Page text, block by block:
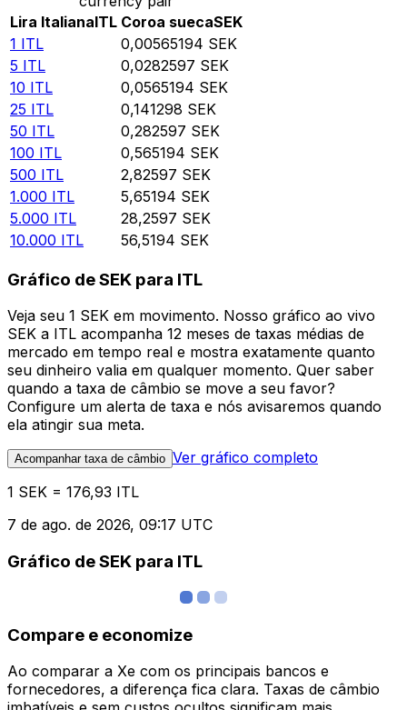
Lira ItalianaITL Coroa suecaSEK
1 ITL 0,00565194 SEK
5 ITL 0,0282597 SEK
10 ITL 0,0565194 SEK
25 ITL 0,141298 SEK
50 ITL 0,282597 SEK
100 ITL 0,565194 SEK
500 ITL 2,82597 SEK
1.000 ITL 5,65194 SEK
5.000 ITL 28,2597 SEK
10.000 ITL 56,5194 SEK
Gráfico de SEK para ITL
Veja seu 1 SEK em movimento. Nosso gráfico ao vivo
SEK a ITL acompanha 12 meses de taxas médias de
mercado em tempo real e mostra exatamente quanto
seu dinheiro valia em qualquer momento. Quer saber
quando a taxa de câmbio se move a seu favor?
Configure um alerta de taxa e nós avisaremos quando
ela atingir sua meta.
Acompanhar taxa de câmbio Ver gráfico completo
1 SEK = 176,93 ITL
7 de ago. de 2026, 09:17 UTC
Gráfico de SEK para ITL
Compare e economize
Ao comparar a Xe com os principais bancos e
fornecedores, a diferença fica clara. Taxas de câmbio